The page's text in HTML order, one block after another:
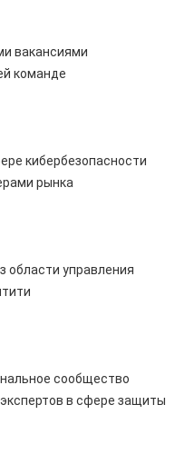
вакансиями
команде
кибербезопасности
рынка
области управления
сообщество
в сфере защиты